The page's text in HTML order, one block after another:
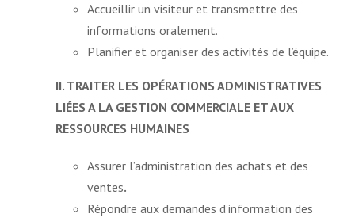
Accueillir un visiteur et transmettre des
informations oralement.
Planifier et organiser des activités de l’équipe.
II. TRAITER LES OPÉRATIONS ADMINISTRATIVES
LIÉES A LA GESTION COMMERCIALE ET AUX
RESSOURCES HUMAINES
Assurer l’administration des achats et des
ventes.
Répondre aux demandes d’information des